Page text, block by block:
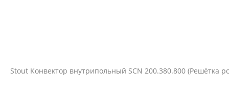
Stout Конвектор внутрипольный SCN 200.380.800 (Решётка